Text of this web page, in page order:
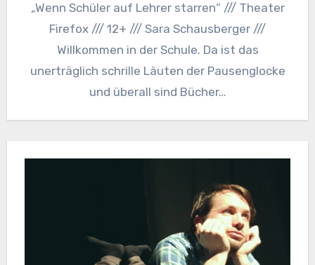
„Wenn Schüler auf Lehrer starren“ /// Theater
Firefox /// 12+ /// Sara Schausberger ///
Willkommen in der Schule. Da ist das
unerträglich schrille Läuten der Pausenglocke
und überall sind Bücher…